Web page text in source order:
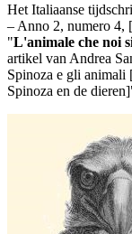
Het Italiaanse
– Anno 2, numero 4,
"L'animale che noi
artikel van Andrea
Spinoza e gli animali
Spinoza en de